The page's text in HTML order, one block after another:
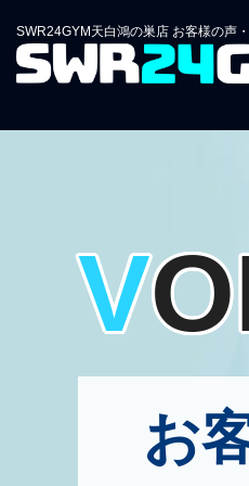
SWR24GYM天白鴻の巣店 お客様の声
お